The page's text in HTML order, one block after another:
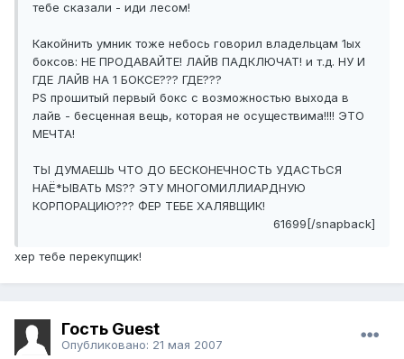
тебе сказали - иди лесом!
Какойнить умник тоже небось говорил владельцам 1ых
боксов: НЕ ПРОДАВАЙТЕ! ЛАЙВ ПАДКЛЮЧАТ! и т.д. НУ И
ГДЕ ЛАЙВ НА 1 БОКСЕ??? ГДЕ???
PS прошитый первый бокс с возможностью выхода в
лайв - бесценная вещь, которая не осуществима!!!! ЭТО
МЕЧТА!
ТЫ ДУМАЕШЬ ЧТО ДО БЕСКОНЕЧНОСТЬ УДАСТЬСЯ
НАЁ*ЫВАТЬ MS?? ЭТУ МНОГОМИЛЛИАРДНУЮ
КОРПОРАЦИЮ??? ФЕР ТЕБЕ ХАЛЯВЩИК!
61699[/snapback]
хер тебе перекупщик!
Гость Guest
Опубликовано: 21 мая 2007